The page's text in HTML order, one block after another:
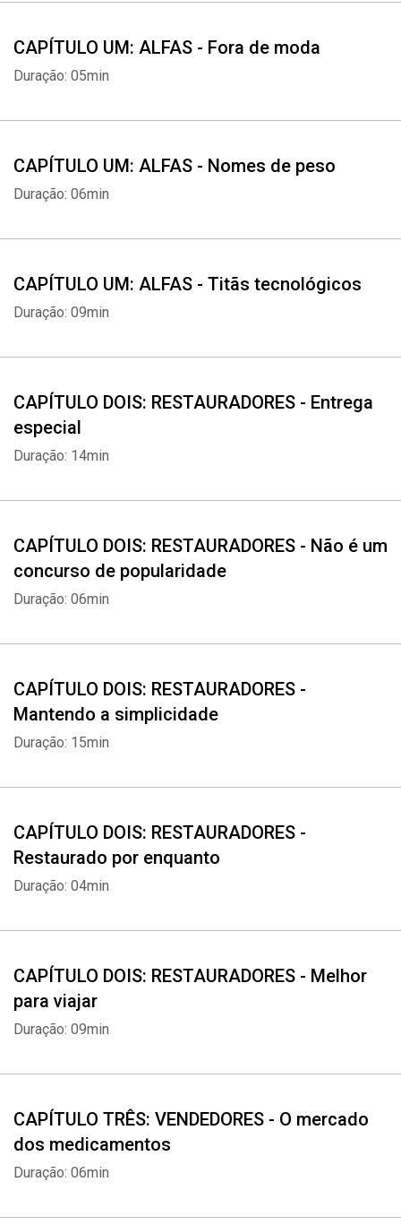
CAPÍTULO UM: ALFAS - Fora de moda
Duração: 05min
CAPÍTULO UM: ALFAS - Nomes de peso
Duração: 06min
CAPÍTULO UM: ALFAS - Titãs tecnológicos
Duração: 09min
CAPÍTULO DOIS: RESTAURADORES - Entrega
especial
Duração: 14min
CAPÍTULO DOIS: RESTAURADORES - Não é um
concurso de popularidade
Duração: 06min
CAPÍTULO DOIS: RESTAURADORES -
Mantendo a simplicidade
Duração: 15min
CAPÍTULO DOIS: RESTAURADORES -
Restaurado por enquanto
Duração: 04min
CAPÍTULO DOIS: RESTAURADORES - Melhor
para viajar
Duração: 09min
CAPÍTULO TRÊS: VENDEDORES - O mercado
dos medicamentos
Duração: 06min